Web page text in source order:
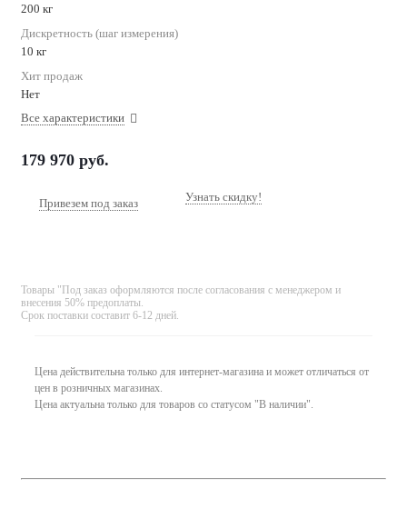
200 кг
Дискретность (шаг измерения)
10 кг
Хит продаж
Нет
Все характеристики
179 970 руб.
Привезем под заказ Узнать скидку!
Товары "Под заказ оформляются после согласования с менеджером и
внесения 50% предоплаты.
Срок поставки составит 6-12 дней.
Цена действительна только для интернет-магазина и может отличаться от
цен в розничных магазинах.
Цена актуальна только для товаров со статусом "В наличии".